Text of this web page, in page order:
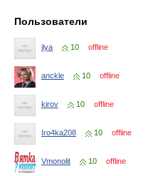
Пользователи
ilya 10 offline
anckle 10 offline
kirov 10 offline
Iro4ka208 10 offline
Vmonolit 10 offline